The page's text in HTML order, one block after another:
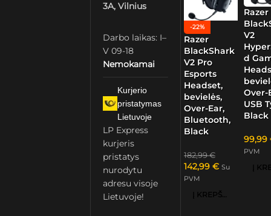
3A, Vilnius
Darbo laikas: I–
V 09-18
Nemokamai
Kurjerio
pristatymas
Lietuvoje
LP Express
kurjeris
pristatys
nurodytu
adresu visoje
Lietuvoje!
-22%
Razer
BlackShark
V2 Pro
Esports
Headset,
bevielės,
Over-Ear,
Bluetooth,
Black
182,99€
142,99 € Su
PVM
Į KREPŠELĮ
Razer
V2
d
Over-
USB
Black
99,99
PVM